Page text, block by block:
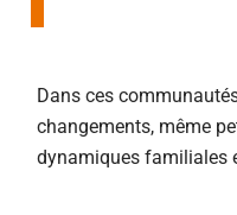
Dans ces commu
changements, même
dynamiques familiales